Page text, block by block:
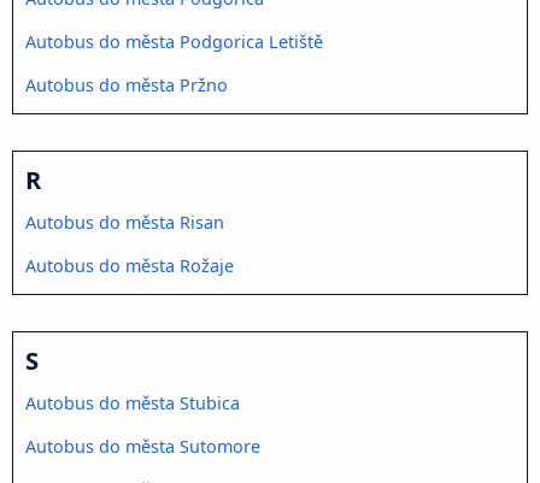
Autobus do města Podgorica Letiště
Autobus do města Pržno
R
Autobus do města Risan
Autobus do města Rožaje
S
Autobus do města Stubica
Autobus do města Sutomore